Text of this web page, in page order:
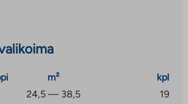
irtaimistovarastoissa.
kiinteistölaajakaista, jonka
Mbit/s kuuluu vastikkeeseen.
m²
kpl
24,5 — 38,5
19